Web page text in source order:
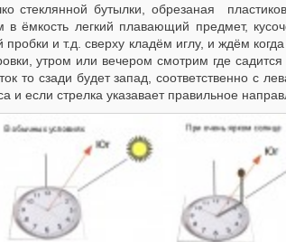
стеклянной бутылки, обрезаная
в ёмкость легкий плавающий предмет,
пробки и т.д. сверху кладём иглу, и ждём
утром или вечером смотрим где
то сзади будет запад, соответственно с
и если стрелка указавает правильное